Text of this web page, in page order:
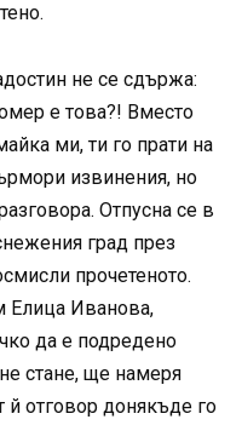
не се сдържа:
е това?! Вместо
ми, ти го прати на
извинения, но
Отпусна се в
град през
прочетеното.
Иванова,
да е подредено
стане, ще намеря
й отговор донякъде го